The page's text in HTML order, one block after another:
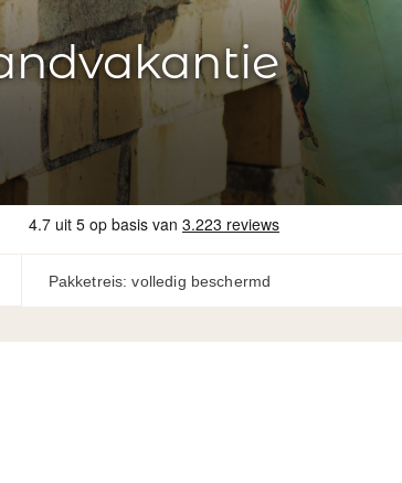
Pakketreis: volledig beschermd